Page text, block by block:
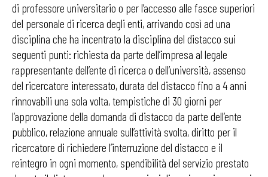
di professore universitario o per l’accesso alle fasce superiori
del personale di ricerca degli enti, arrivando così ad una
disciplina che ha incentrato la disciplina del distacco sui
seguenti punti: richiesta da parte dell’impresa al legale
rappresentante dell’ente di ricerca o dell’università, assenso
del ricercatore interessato, durata del distacco fino a 4 anni
rinnovabili una sola volta, tempistiche di 30 giorni per
l’approvazione della domanda di distacco da parte dell’ente
pubblico, relazione annuale sull’attività svolta, diritto per il
ricercatore di richiedere l’interruzione del distacco e il
reintegro in ogni momento, spendibilità del servizio prestato